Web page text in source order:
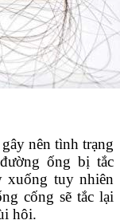
nên tình trạng
ống bị tắc
xuống tuy nhiên
cống sẽ tắc lại
hôi.